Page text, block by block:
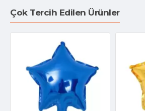
Çok Tercih Edilen Ürünler